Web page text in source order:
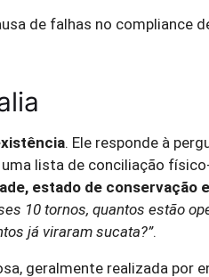
de falhas no compliance
. Ele responde à
lista de conciliação
estado de conservação e
10 tornos, quantos estão
já viraram sucata?”.
geralmente realizada por